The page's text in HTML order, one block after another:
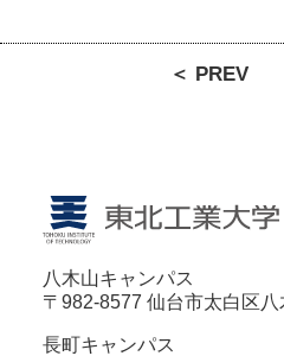
＜ PREV
八木山キャンパス
〒982-8577 仙台市太白区
長町キャンパス